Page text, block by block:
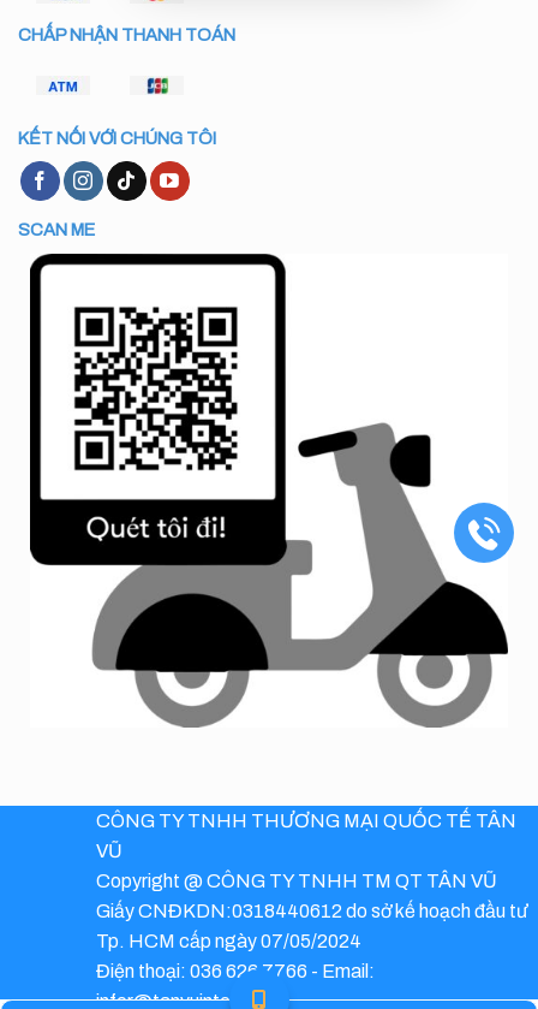
CHẤP NHẬN THANH TOÁN
KẾT NỐI VỚI CHÚNG TÔI
SCAN ME
CÔNG TY TNHH THƯƠNG MẠI QUỐC TẾ TÂN
VŨ
Copyright @ CÔNG TY TNHH TM QT TÂN VŨ
Giấy CNĐKDN:0318440612 do sở kế hoạch đầu tư
Tp. HCM cấp ngày 07/05/2024
Điện thoại: 036 626 7766 - Email:
infor@tanvuinter.com